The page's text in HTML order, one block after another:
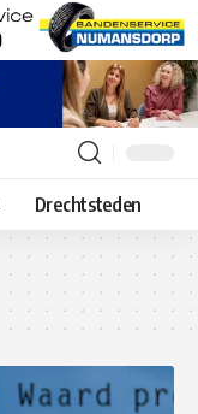
Drechtsteden